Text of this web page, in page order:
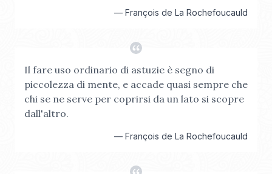
— François de La Rochefoucauld
Il fare uso ordinario di astuzie è segno di
piccolezza di mente, e accade quasi sempre che
chi se ne serve per coprirsi da un lato si scopre
dall'altro.
— François de La Rochefoucauld